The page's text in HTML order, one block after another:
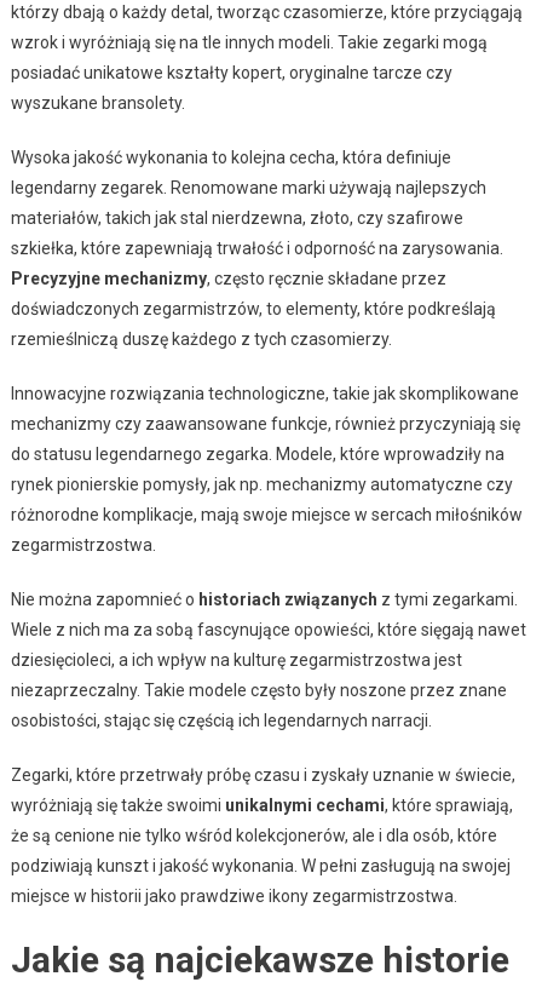
którzy dbają o każdy detal, tworząc czasomierze, które przyciągają
wzrok i wyróżniają się na tle innych modeli. Takie zegarki mogą
posiadać unikatowe kształty kopert, oryginalne tarcze czy
wyszukane bransolety.
Wysoka jakość wykonania to kolejna cecha, która definiuje
legendarny zegarek. Renomowane marki używają najlepszych
materiałów, takich jak stal nierdzewna, złoto, czy szafirowe
szkiełka, które zapewniają trwałość i odporność na zarysowania.
Precyzyjne mechanizmy, często ręcznie składane przez
doświadczonych zegarmistrzów, to elementy, które podkreślają
rzemieślniczą duszę każdego z tych czasomierzy.
Innowacyjne rozwiązania technologiczne, takie jak skomplikowane
mechanizmy czy zaawansowane funkcje, również przyczyniają się
do statusu legendarnego zegarka. Modele, które wprowadziły na
rynek pionierskie pomysły, jak np. mechanizmy automatyczne czy
różnorodne komplikacje, mają swoje miejsce w sercach miłośników
zegarmistrzostwa.
Nie można zapomnieć o historiach związanych z tymi zegarkami.
Wiele z nich ma za sobą fascynujące opowieści, które sięgają nawet
dziesięcioleci, a ich wpływ na kulturę zegarmistrzostwa jest
niezaprzeczalny. Takie modele często były noszone przez znane
osobistości, stając się częścią ich legendarnych narracji.
Zegarki, które przetrwały próbę czasu i zyskały uznanie w świecie,
wyróżniają się także swoimi unikalnymi cechami, które sprawiają,
że są cenione nie tylko wśród kolekcjonerów, ale i dla osób, które
podziwiają kunszt i jakość wykonania. W pełni zasługują na swojej
miejsce w historii jako prawdziwe ikony zegarmistrzostwa.
Jakie są najciekawsze historie